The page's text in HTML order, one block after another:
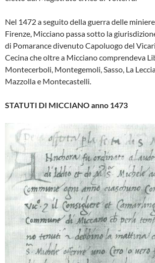
Nel 1472 a seguito della guerra del­le
Firenze, Mic­ciano passa sotto la
di Pomarance divenuto Capoluogo del
Ce­cina che oltre a Micciano comprende­va
Montecerboli, Montegemoli, Sasso, La
Mazzolla e Montecastelli.
STATUTI DI MICCIANO anno 1473